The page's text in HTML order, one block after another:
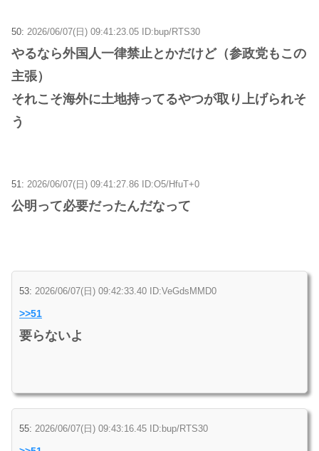
50: 2026/06/07(日) 09:41:23.05 ID:bup/RTS30
やるなら外国人一律禁止とかだけど（参政党もこの
主張）
それこそ海外に土地持ってるやつが取り上げられそ
う
51: 2026/06/07(日) 09:41:27.86 ID:O5/HfuT+0
公明って必要だったんだなって
53: 2026/06/07(日) 09:42:33.40 ID:VeGdsMMD0
>>51
要らないよ
55: 2026/06/07(日) 09:43:16.45 ID:bup/RTS30